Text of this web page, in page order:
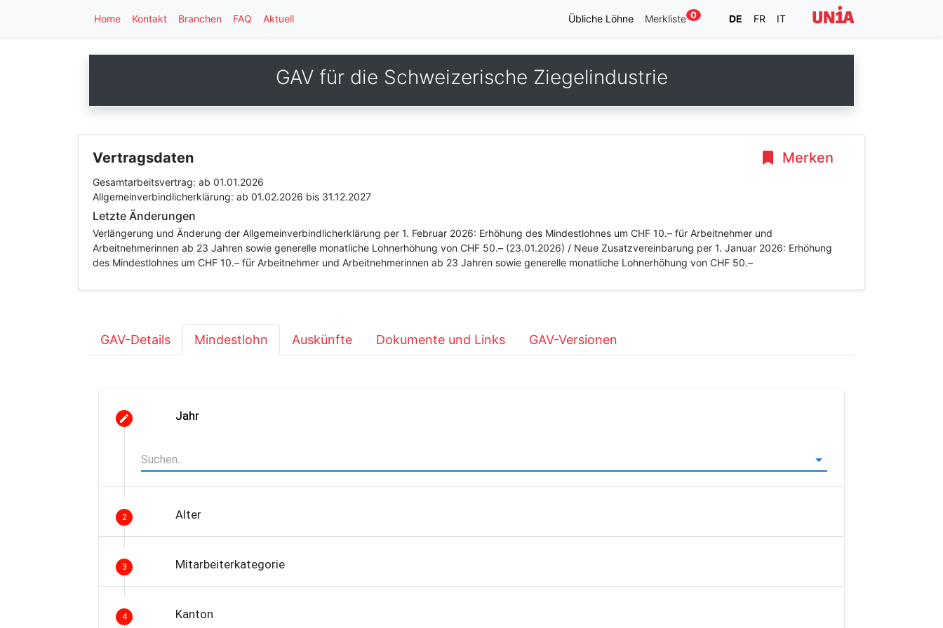
Home Kontakt Branchen FAQ Aktuell Übliche Löhne Merkliste 0 DE FR IT
GAV für die Schweizerische Ziegelindustrie
Merken
Vertragsdaten
Gesamtarbeitsvertrag: ab 01.01.2026
Allgemeinverbindlicherklärung: ab 01.02.2026 bis 31.12.2027
Letzte Änderungen
Verlängerung und Änderung der Allgemeinverbindlicherklärung per 1. Februar 2026: Erhöhung des Mindestlohnes um CHF 10.– für Arbeitnehmer und
Arbeitnehmerinnen ab 23 Jahren sowie generelle monatliche Lohnerhöhung von CHF 50.– (23.01.2026) / Neue Zusatzvereinbarung per 1. Januar 2026: Erhöhung
des Mindestlohnes um CHF 10.– für Arbeitnehmer und Arbeitnehmerinnen ab 23 Jahren sowie generelle monatliche Lohnerhöhung von CHF 50.–
GAV-Details Mindestlohn Auskünfte Dokumente und Links GAV-Versionen
Jahr
2 Alter
3 Mitarbeiterkategorie
4 Kanton